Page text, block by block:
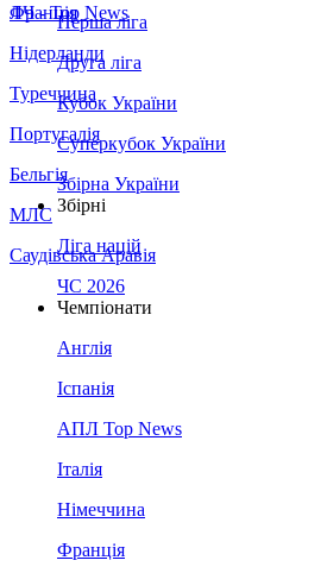
Франція
Нідерланди
Туреччина
Португалія
Бельгія
МЛС
Саудівська Аравія
ЛЧ - Top News
Перша ліга
Друга ліга
Кубок України
Суперкубок України
Збірна України
Збірні
Ліга націй
ЧС 2026
Чемпіонати
Англія
Іспанія
АПЛ Top News
Італія
Німеччина
Франція